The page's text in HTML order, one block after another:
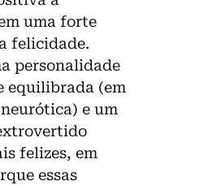
uma forte
felicidade.
personalidade
equilibrada (em
e um
felizes, em
essas